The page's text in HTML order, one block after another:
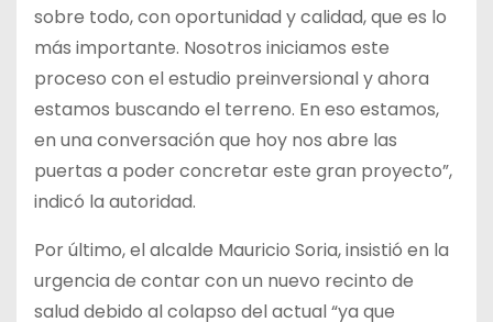
sobre todo, con oportunidad y calidad, que es lo
más importante. Nosotros iniciamos este
proceso con el estudio preinversional y ahora
estamos buscando el terreno. En eso estamos,
en una conversación que hoy nos abre las
puertas a poder concretar este gran proyecto”,
indicó la autoridad.
Por último, el alcalde Mauricio Soria, insistió en la
urgencia de contar con un nuevo recinto de
salud debido al colapso del actual “ya que